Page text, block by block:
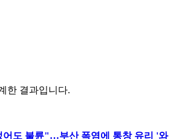
한 결과입니다.
어도 불륜"…부산 폭염에 통창 유리 '와